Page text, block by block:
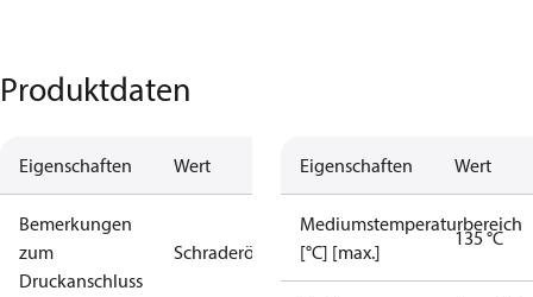
Produktdaten
Eigenschaften Wert
Bemerkungen
zum
Druckanschluss
Schraderöffner
Eigenschaften Wert
Mediumstemperaturbereich
[°C] [max.]
135 °C